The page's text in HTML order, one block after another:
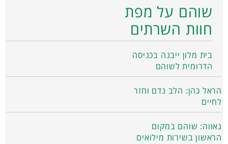
שוהם על מפת
חוות השרתים
בית מלון ייבנה בכניסה
הדרומית לשוהם
הראל כהן: הלב נדם וחזר
לחיים
גאווה: שוהם במקום
הראשון בשירות מילואים